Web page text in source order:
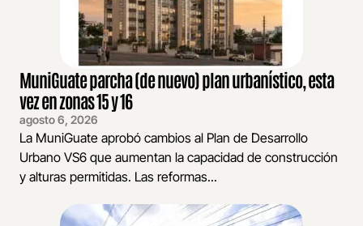
MuniGuate parcha (de nuevo) plan urbanístico, esta
vez en zonas 15 y 16
agosto 6, 2026
La MuniGuate aprobó cambios al Plan de Desarrollo
Urbano VS6 que aumentan la capacidad de construcción
y alturas permitidas. Las reformas...